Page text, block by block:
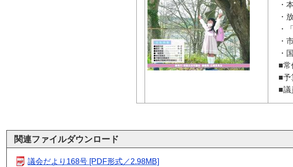
・本
・放
・「
・市
・国
■常
■予
■議
関連ファイルダウンロード
議会だより168号 [PDF形式／2.98MB]